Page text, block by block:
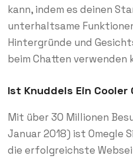
kann, indem es deinen
unterhaltsame
Hintergründe und
beim Chatten verwenden
Ist Knuddels Ein Cooler
Mit über 30 Millionen
Januar 2018) ist Omegle
die erfolgreichste